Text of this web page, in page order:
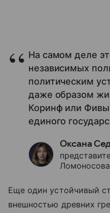
На самом деле
независимых
политическим
даже образом
Коринф или Фивы
единого
Оксана
Ломоносова
Еще один устойчивый
внешностью древних